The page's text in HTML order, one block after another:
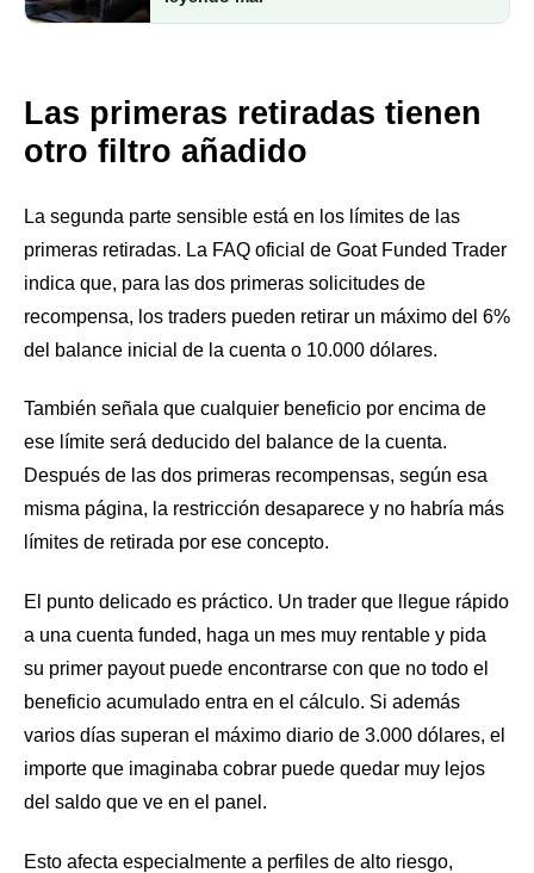
Las primeras retiradas tienen
otro filtro añadido
La segunda parte sensible está en los límites de las
primeras retiradas. La FAQ oficial de Goat Funded Trader
indica que, para las dos primeras solicitudes de
recompensa, los traders pueden retirar un máximo del 6%
del balance inicial de la cuenta o 10.000 dólares.
También señala que cualquier beneficio por encima de
ese límite será deducido del balance de la cuenta.
Después de las dos primeras recompensas, según esa
misma página, la restricción desaparece y no habría más
límites de retirada por ese concepto.
El punto delicado es práctico. Un trader que llegue rápido
a una cuenta funded, haga un mes muy rentable y pida
su primer payout puede encontrarse con que no todo el
beneficio acumulado entra en el cálculo. Si además
varios días superan el máximo diario de 3.000 dólares, el
importe que imaginaba cobrar puede quedar muy lejos
del saldo que ve en el panel.
Esto afecta especialmente a perfiles de alto riesgo,